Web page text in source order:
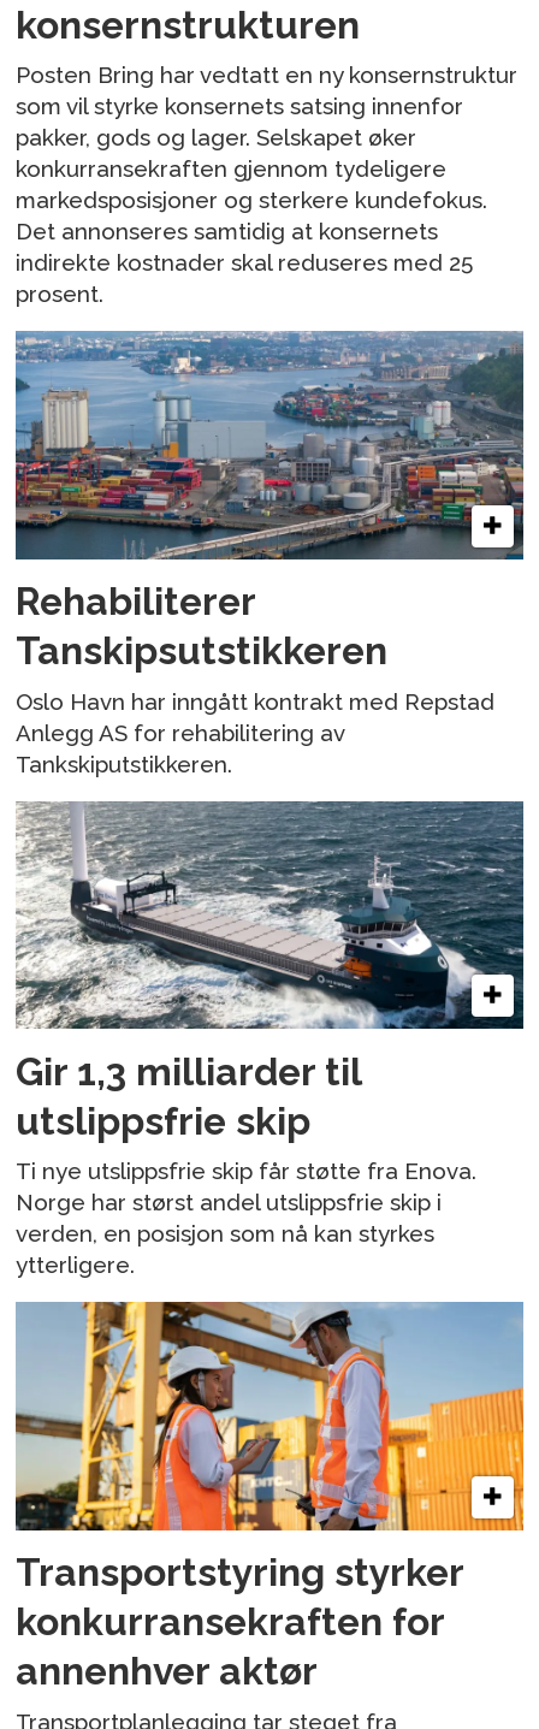
konsernstrukturen
Posten Bring har vedtatt en ny konsernstruktur
som vil styrke konsernets satsing innenfor
pakker, gods og lager. Selskapet øker
konkurransekraften gjennom tydeligere
markedsposisjoner og sterkere kundefokus.
Det annonseres samtidig at konsernets
indirekte kostnader skal reduseres med 25
prosent.
Rehabiliterer
Tanskipsutstikkeren
Oslo Havn har inngått kontrakt med Repstad
Anlegg AS for rehabilitering av
Tankskiputstikkeren.
Gir 1,3 milliarder til
utslippsfrie skip
Ti nye utslippsfrie skip får støtte fra Enova.
Norge har størst andel utslippsfrie skip i
verden, en posisjon som nå kan styrkes
ytterligere.
Transportstyring styrker
konkurransekraften for
annenhver aktør
Transportplanlegging tar steget fra